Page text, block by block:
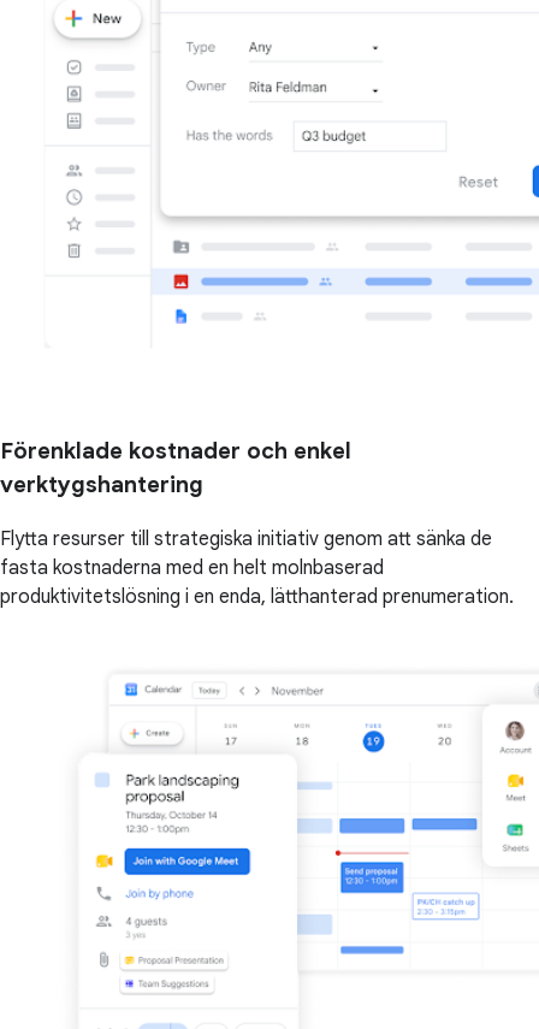
Förenklade kostnader och enkel
verktygshantering
Flytta resurser till strategiska initiativ genom att sänka de
fasta kostnaderna med en helt molnbaserad
produktivitetslösning i en enda, lätthanterad prenumeration.